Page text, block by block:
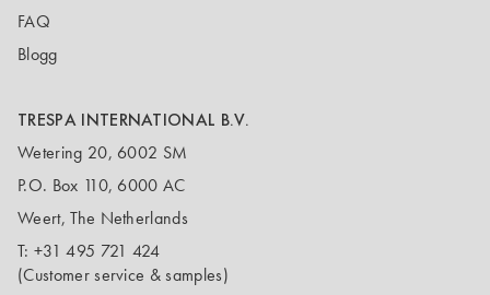
FAQ
Blogg
TRESPA INTERNATIONAL B.V.
Wetering 20, 6002 SM
P.O. Box 110, 6000 AC
Weert, The Netherlands
T: +31 495 721 424
(Customer service & samples)